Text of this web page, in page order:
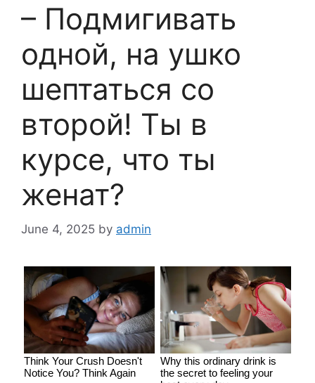
– Подмигивать
одной, на ушко
шептаться со
второй! Ты в
курсе, что ты
женат?
June 4, 2025 by admin